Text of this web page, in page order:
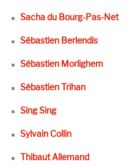
Sacha du Bourg-Pas-Net
Sébastien Berlendis
Sébastien Morlighem
Sébastien Trihan
Sing Sing
Sylvain Collin
Thibaut Allemand